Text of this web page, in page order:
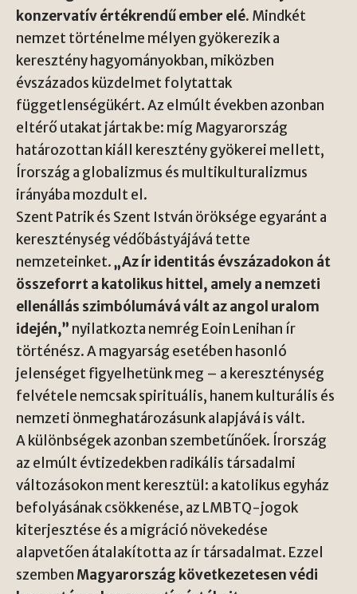
konzervatív értékrendű ember elé. Mindkét
nemzet történelme mélyen gyökerezik a
keresztény hagyományokban, miközben
évszázados küzdelmet folytattak
függetlenségükért. Az elmúlt években azonban
eltérő utakat jártak be: míg Magyarország
határozottan kiáll keresztény gyökerei mellett,
Írország a globalizmus és multikulturalizmus
irányába mozdult el.
Szent Patrik és Szent István öröksége egyaránt a
kereszténység védőbástyájává tette
nemzeteinket.„Az ír identitás évszázadokon át
összeforrt a katolikus hittel, amely a nemzeti
ellenállás szimbólumává vált az angol uralom
idején,” nyilatkozta nemrég Eoin Lenihan ír
történész. A magyarság esetében hasonló
jelenséget figyelhetünk meg – a kereszténység
felvétele nemcsak spirituális, hanem kulturális és
nemzeti önmeghatározásunk alapjává is vált.
A különbségek azonban szembetűnőek. Írország
az elmúlt évtizedekben radikális társadalmi
változásokon ment keresztül: a katolikus egyház
befolyásának csökkenése, az LMBTQ-jogok
kiterjesztése és a migráció növekedése
alapvetően átalakította az ír társadalmat. Ezzel
szembenMagyarország következetesen védi